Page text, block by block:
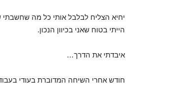
יחיא הצליח לבלבל אותי כל מה שחשבתי
הייתי בטוח שאני בכיוון הנכון.
איבדתי את הדרך…
חודש אחרי השיחה המדוברת בעודי